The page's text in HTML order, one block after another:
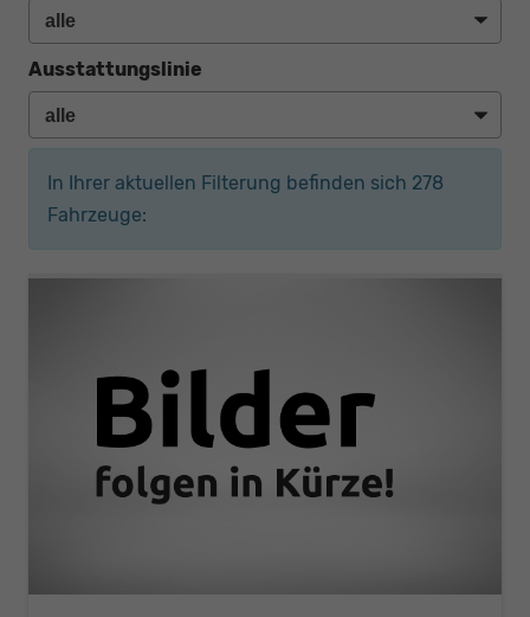
Ausstattungslinie
In Ihrer aktuellen Filterung befinden sich 278
Fahrzeuge: